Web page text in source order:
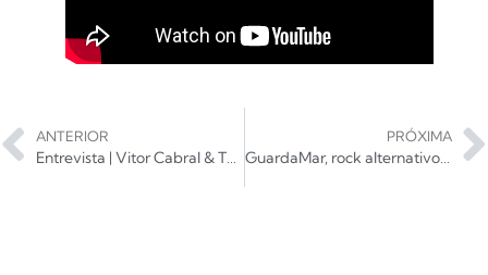
ANTERIOR
Entrevista | Vitor Cabral & Thalma de Freitas – “Johnny Alf foi prejudicado por ser um homem negro e homossexual”
PRÓXIMA
GuardaMar, rock alternativo de Sergipe, fala de distância e saudades em ‘Sina’